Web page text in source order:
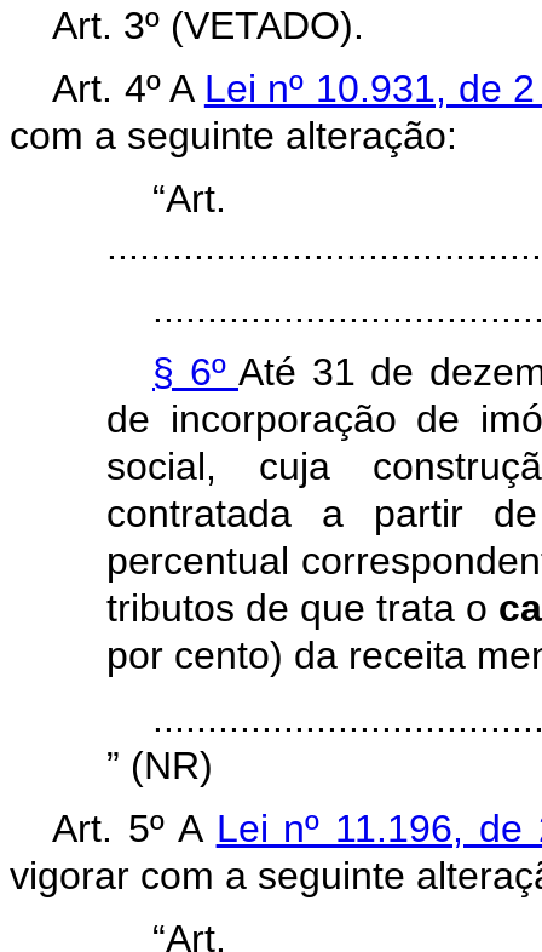
Art. 3º (VETADO).
Art. 4º A Lei nº 10.931, de
com a seguinte alteração:
§ 6º Até 31 de
de incorporação de
social, cuja
contratada a partir
percentual
tributos de que trata o
por cento) da receita
” (NR)
Art. 5º A Lei nº 11.196,
vigorar com a seguinte